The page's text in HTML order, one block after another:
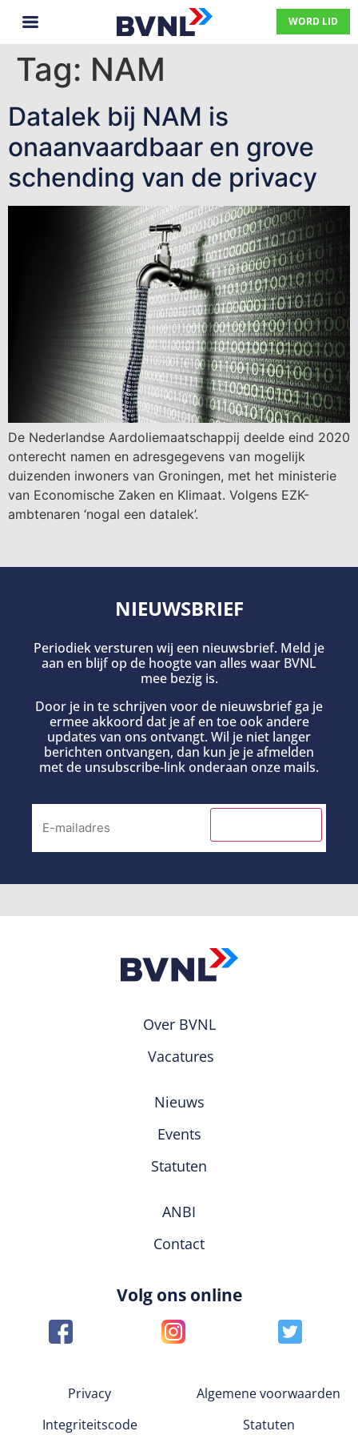
WORD LID
Tag: NAM
Datalek bij NAM is
onaanvaardbaar en grove
schending van de privacy
De Nederlandse Aardoliemaatschappij deelde eind 2020
onterecht namen en adresgegevens van mogelijk
duizenden inwoners van Groningen, met het ministerie
van Economische Zaken en Klimaat. Volgens EZK-
ambtenaren ‘nogal een datalek’.
NIEUWSBRIEF
Periodiek versturen wij een nieuwsbrief. Meld je
aan en blijf op de hoogte van alles waar BVNL
mee bezig is.
Door je in te schrijven voor de nieuwsbrief ga je
ermee akkoord dat je af en toe ook andere
updates van ons ontvangt. Wil je niet langer
berichten ontvangen, dan kun je je afmelden
met de unsubscribe-link onderaan onze mails.
Over BVNL
Vacatures
Nieuws
Events
Statuten
ANBI
Contact
Volg ons online
Privacy
Algemene voorwaarden
Integriteitscode
Statuten